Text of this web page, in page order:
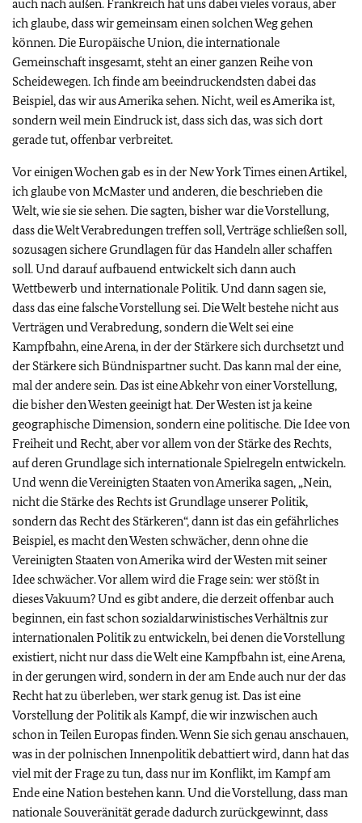
auch nach außen. Frankreich hat uns dabei vieles voraus, aber
ich glaube, dass wir gemeinsam einen solchen Weg gehen
können. Die Europäische Union, die internationale
Gemeinschaft insgesamt, steht an einer ganzen Reihe von
Scheidewegen. Ich finde am beeindruckendsten dabei das
Beispiel, das wir aus Amerika sehen. Nicht, weil es Amerika ist,
sondern weil mein Eindruck ist, dass sich das, was sich dort
gerade tut, offenbar verbreitet.
Vor einigen Wochen gab es in der New York Times einen Artikel,
ich glaube von McMaster und anderen, die beschrieben die
Welt, wie sie sie sehen. Die sagten, bisher war die Vorstellung,
dass die Welt Verabredungen treffen soll, Verträge schließen soll,
sozusagen sichere Grundlagen für das Handeln aller schaffen
soll. Und darauf aufbauend entwickelt sich dann auch
Wettbewerb und internationale Politik. Und dann sagen sie,
dass das eine falsche Vorstellung sei. Die Welt bestehe nicht aus
Verträgen und Verabredung, sondern die Welt sei eine
Kampfbahn, eine Arena, in der der Stärkere sich durchsetzt und
der Stärkere sich Bündnispartner sucht. Das kann mal der eine,
mal der andere sein. Das ist eine Abkehr von einer Vorstellung,
die bisher den Westen geeinigt hat. Der Westen ist ja keine
geographische Dimension, sondern eine politische. Die Idee von
Freiheit und Recht, aber vor allem von der Stärke des Rechts,
auf deren Grundlage sich internationale Spielregeln entwickeln.
Und wenn die Vereinigten Staaten von Amerika sagen, „Nein,
nicht die Stärke des Rechts ist Grundlage unserer Politik,
sondern das Recht des Stärkeren“, dann ist das ein gefährliches
Beispiel, es macht den Westen schwächer, denn ohne die
Vereinigten Staaten von Amerika wird der Westen mit seiner
Idee schwächer. Vor allem wird die Frage sein: wer stößt in
dieses Vakuum? Und es gibt andere, die derzeit offenbar auch
beginnen, ein fast schon sozialdarwinistisches Verhältnis zur
internationalen Politik zu entwickeln, bei denen die Vorstellung
existiert, nicht nur dass die Welt eine Kampfbahn ist, eine Arena,
in der gerungen wird, sondern in der am Ende auch nur der das
Recht hat zu überleben, wer stark genug ist. Das ist eine
Vorstellung der Politik als Kampf, die wir inzwischen auch
schon in Teilen Europas finden. Wenn Sie sich genau anschauen,
was in der polnischen Innenpolitik debattiert wird, dann hat das
viel mit der Frage zu tun, dass nur im Konflikt, im Kampf am
Ende eine Nation bestehen kann. Und die Vorstellung, dass man
nationale Souveränität gerade dadurch zurückgewinnt, dass